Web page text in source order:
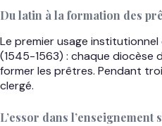
Du latin à la formation des
Le premier usage
(1545-1563) : chaque diocèse
former les prêtres. Pendant
clergé.
L’essor dans l’enseignement